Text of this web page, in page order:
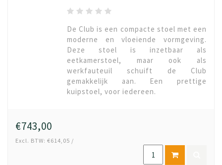
De Club is een compacte stoel met een
moderne en vloeiende vormgeving.
Deze stoel is inzetbaar als
eetkamerstoel, maar ook als
werkfauteuil schuift de Club
gemakkelijk aan. Een prettige
kuipstoel, voor iedereen.
€743,00
Excl. BTW: €614,05 /